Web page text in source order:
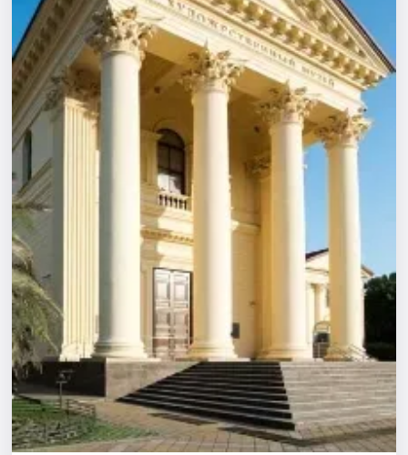
Экскурсии
Спорт
События
Города
Площадки
Артисты
Рейтинги